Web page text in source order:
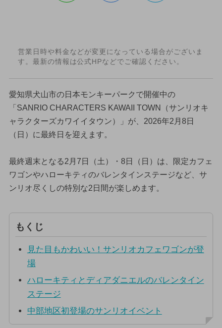
営業日時や料金などが変更になっている場合がございま
す。最新の情報は公式HPなどでご確認ください。
愛知県犬山市の日本モンキーパークで開催中の
「SANRIO CHARACTERS KAWAII TOWN（サンリオキ
ャラクターズカワイイタウン）」が、2026年2月8日
（日）に最終日を迎えます。
最終週末となる2月7日（土）・8日（日）は、限定カフェ
ワゴンやハローキティのバレンタインステージなど、サ
ンリオ尽くしの特別な2日間が楽しめます。
もくじ
見た目もかわいい！サンリオカフェワゴンが登
場
ハローキティとディアダニエルのバレンタイン
ステージ
中部地区初登場のサンリオイベント